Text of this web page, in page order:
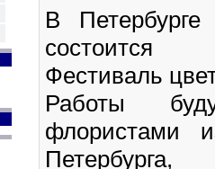
В
состоится
Фестиваль
Работы
флористами